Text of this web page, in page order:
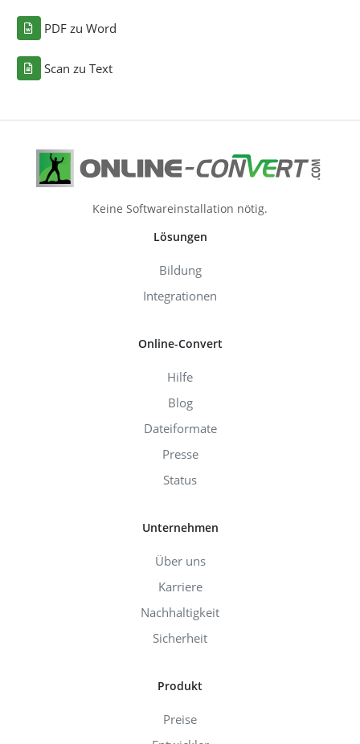
PDF zu Word
Scan zu Text
Keine Softwareinstallation nötig.
Lösungen
Bildung
Integrationen
Online-Convert
Hilfe
Blog
Dateiformate
Presse
Status
Unternehmen
Über uns
Karriere
Nachhaltigkeit
Sicherheit
Produkt
Preise